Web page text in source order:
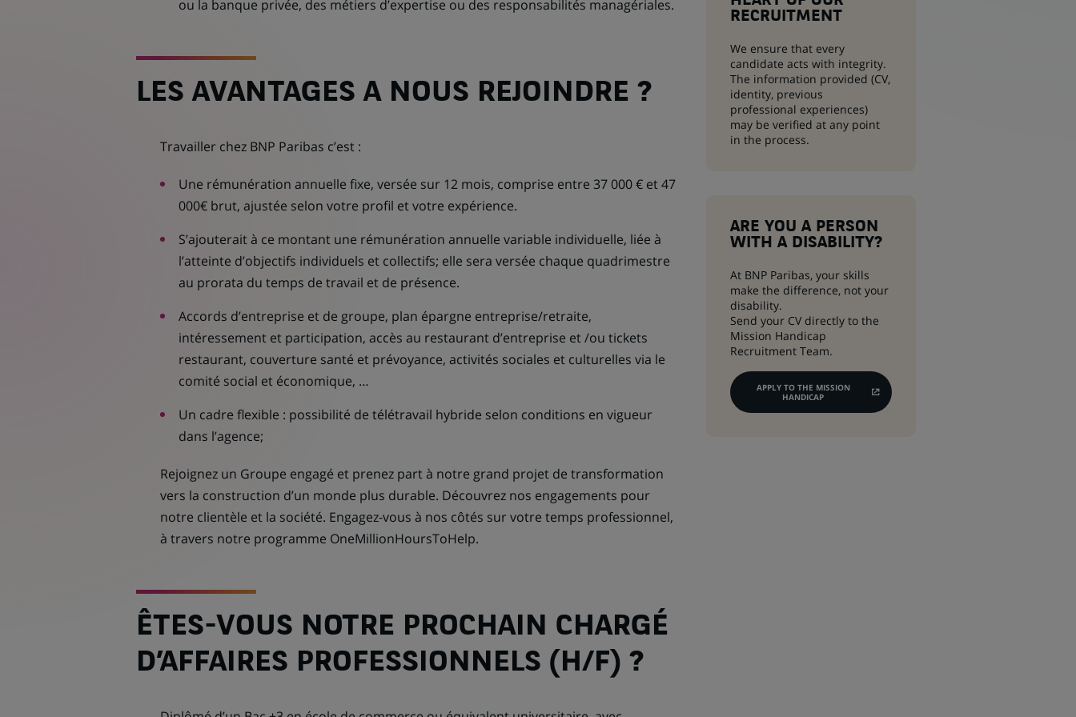
ou la banque privée, des métiers d’expertise ou des responsabilités managériales.
LES AVANTAGES A NOUS REJOINDRE ?
Travailler chez BNP Paribas c’est :
Une rémunération annuelle fixe, versée sur 12 mois, comprise entre 37 000 € et 47
000€ brut, ajustée selon votre profil et votre expérience.
S’ajouterait à ce montant une rémunération annuelle variable individuelle, liée à
l’atteinte d’objectifs individuels et collectifs; elle sera versée chaque quadrimestre
au prorata du temps de travail et de présence.
Accords d’entreprise et de groupe, plan épargne entreprise/retraite,
intéressement et participation, accès au restaurant d’entreprise et /ou tickets
restaurant, couverture santé et prévoyance, activités sociales et culturelles via le
comité social et économique, …
Un cadre flexible : possibilité de télétravail hybride selon conditions en vigueur
dans l’agence;
Rejoignez un Groupe engagé et prenez part à notre grand projet de transformation
vers la construction d’un monde plus durable. Découvrez nos engagements pour
notre clientèle et la société. Engagez-vous à nos côtés sur votre temps professionnel,
à travers notre programme OneMillionHoursToHelp.
ÊTES-VOUS NOTRE PROCHAIN CHARGÉ
D’AFFAIRES PROFESSIONNELS (H/F) ?
RECRUITMENT
We ensure that every
candidate acts with integrity.
The information provided (CV,
identity, previous
professional experiences)
may be verified at any point
in the process.
ARE YOU A PERSON
WITH A DISABILITY?
At BNP Paribas, your skills
make the difference, not your
disability.
Send your CV directly to the
Mission Handicap
Recruitment Team.
APPLY TO THE MISSION
HANDICAP
(OPENS
A